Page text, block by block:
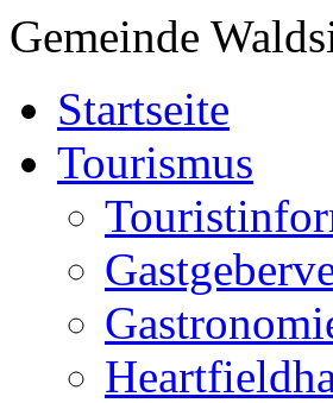
Gemeinde
Startseite
Tourismus